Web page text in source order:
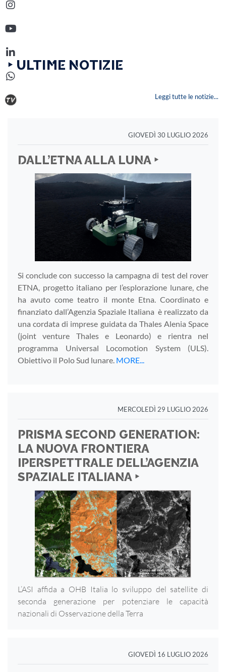
‣ ULTIME NOTIZIE
Leggi tutte le notizie...
GIOVEDÌ 30 LUGLIO 2026
DALL’ETNA ALLA LUNA ‣
Si conclude con successo la campagna di test del rover
ETNA, progetto italiano per l’esplorazione lunare, che
ha avuto come teatro il monte Etna. Coordinato e
finanziato dall’Agenzia Spaziale Italiana è realizzato da
una cordata di imprese guidata da Thales Alenia Space
(joint venture Thales e Leonardo) e rientra nel
programma Universal Locomotion System (ULS).
Obiettivo il Polo Sud lunare. MORE...
MERCOLEDÌ 29 LUGLIO 2026
PRISMA SECOND GENERATION:
LA NUOVA FRONTIERA
IPERSPETTRALE DELL’AGENZIA
SPAZIALE ITALIANA ‣
L’ASI affida a OHB Italia lo sviluppo del satellite di
seconda generazione per potenziare le capacità
nazionali di Osservazione della Terra
GIOVEDÌ 16 LUGLIO 2026